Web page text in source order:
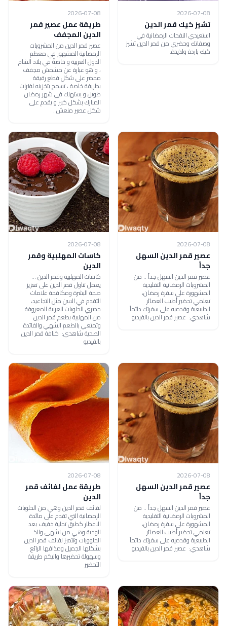
2026-07-08
تشيز كيك قمر الدين
استعيدي النفحات الرمضانية في
وصفاتك وحضري من قمر الدين تشيز
كيك باردة ولذيذة.
2026-07-08
طريقة عمل عصير قمر
الدين المجفف
عصير قمر الدين من المشروبات
الرمضانية المشهور في معظم
الدول العربية و خاصةً في بلاد الشام
، و هو عبارة عن مشمش مجفف
محضر على شكل قطع رقيقة
بطريقة خاصة ، تسمح بتخزينه لفترات
طويل و يستهلك في شهر رمضان
المبارك بشكل كبير و يقدم على
شكل عصير منعش .
2026-07-08
عصير قمر الدين السهل
جداً
عصير قمر الدين السهل جداً .. من
المشروبات الرمضانية التقليدية
المشهورة على سفرة رمضان،
تعلمي تحضير أطيب العصائر
الطبيعية وقدميه على سفرتك دائماً
شاهدي: عصير قمر الدين بالفيديو
2026-07-08
كاسات المهلبية وقمر
الدين
كاسات المهلبية وقمر الدين ...
يعمل تناول قمر الدين على تعزيز
صحة البشرة ومكافحة علامات
التقدم في السن مثل التجاعيد،
حضري الحلويات العربية المعروفة
من المهلبية بطعم قمر الدين
وتمتعي بالطعم الشهي والفائدة
الصحية شاهدي: كنافة قمر الدين
بالفيديو
2026-07-08
عصير قمر الدين السهل
جداً
عصير قمر الدين السهل جداً .. من
المشروبات الرمضانية التقليدية
المشهورة على سفرة رمضان،
تعلمي تحضير أطيب العصائر
الطبيعية وقدميه على سفرتك دائماً
شاهدي: عصير قمر الدين بالفيديو
2026-07-08
طريقة عمل لفائف قمر
الدين
لفائف قمر الدين وهي من الحلويات
الرمضانية التي تقدم على مائدة
الافطار كطبق تحلية خفيف بعد
الوجبة وهي من اشهى والذ
الحلوويات وتتميز لفائف قمر الدين
بشكلها الجميل ومذاقها الرائع
وسهولة تحضيرها واليكم طريقة
التحضير